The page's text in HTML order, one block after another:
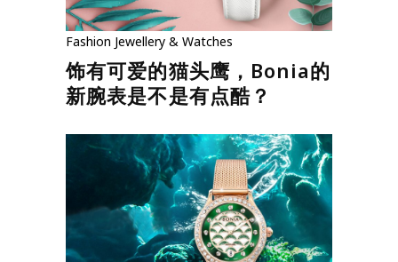
Fashion Jewellery & Watches
饰有可爱的猫头鹰，Bonia的
新腕表是不是有点酷？